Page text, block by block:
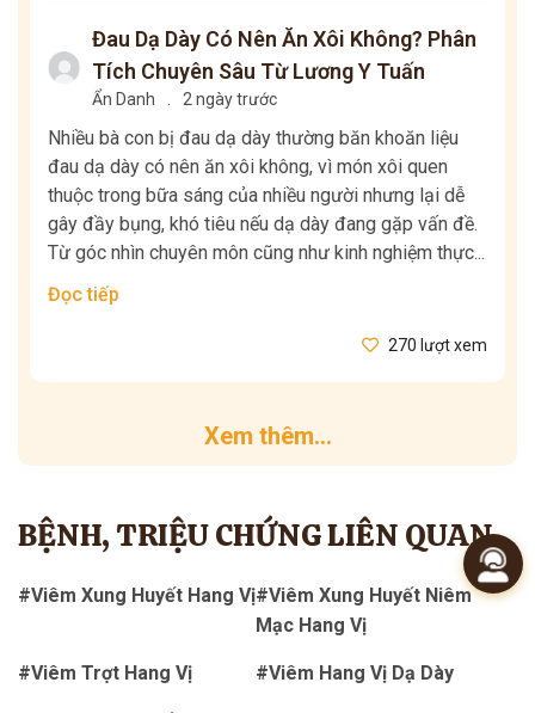
Đau Dạ Dày Có Nên Ăn Xôi Không? Phân
Tích Chuyên Sâu Từ Lương Y Tuấn
Ẩn Danh . 2 ngày trước
Nhiều bà con bị đau dạ dày thường băn khoăn liệu
đau dạ dày có nên ăn xôi không, vì món xôi quen
thuộc trong bữa sáng của nhiều người nhưng lại dễ
gây đầy bụng, khó tiêu nếu dạ dày đang gặp vấn đề.
Từ góc nhìn chuyên môn cũng như kinh nghiệm thực...
Đọc tiếp
270 lượt xem
Xem thêm...
BỆNH, TRIỆU CHỨNG LIÊN QUAN
#Viêm Xung Huyết Hang Vị#Viêm Xung Huyết Niêm
Mạc Hang Vị
#Viêm Trợt Hang Vị #Viêm Hang Vị Dạ Dày